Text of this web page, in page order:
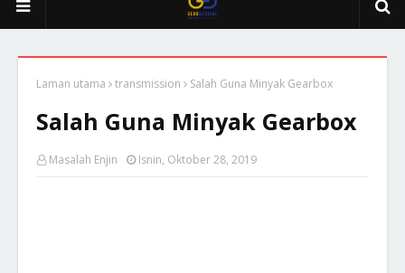
Laman utama transmission Salah Guna Minyak Gearbox
Salah Guna Minyak Gearbox
Masalah Enjin Isnin, Oktober 28, 2019